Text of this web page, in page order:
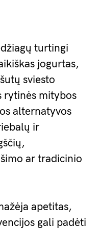
turtingi
jogurtas,
sviesto
rytinės mitybos
alternatyvos
ir
ar tradicinio
apetitas,
gali padėti